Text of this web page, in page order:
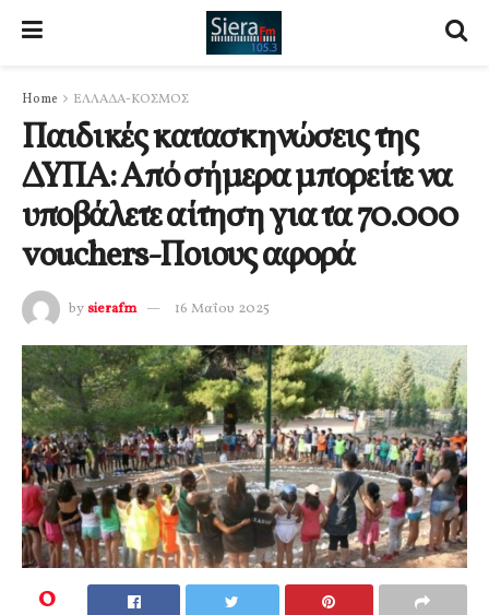
Home ΕΛΛΑΔΑ-ΚΟΣΜΟΣ
Παιδικές κατασκηνώσεις της
ΔΥΠΑ: Από σήμερα μπορείτε να
υποβάλετε αίτηση για τα 70.000
vouchers-Ποιους αφορά
by sierafm 16 Μαΐου 2025
0